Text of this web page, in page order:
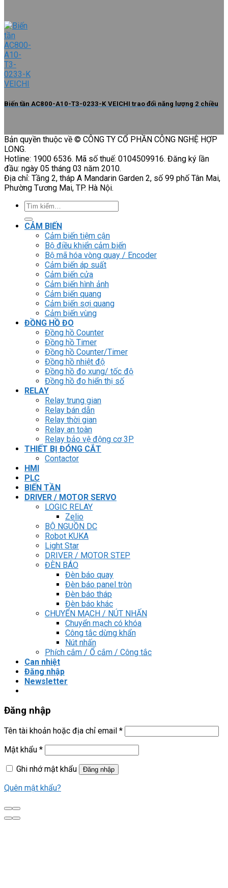
Biến tần AC800-A10-T3-0233-K VEICHI trao đổi năng lượng 2 chiều
Bản quyền thuộc về © CÔNG TY CỔ PHẦN CÔNG NGHỆ HỢP
LONG.
Hotline: 1900 6536. Mã số thuế: 0104509916. Đăng ký lần
đầu: ngày 05 tháng 03 năm 2010.
Địa chỉ: Tầng 2, tháp A Mandarin Garden 2, số 99 phố Tân Mai,
Phường Tương Mai, TP. Hà Nội.
Tìm
kiếm:
CẢM BIẾN
Cảm biến tiệm cận
Bộ điều khiển cảm biến
Bộ mã hóa vòng quay / Encoder
Cảm biến áp suất
Cảm biến cửa
Cảm biến hình ảnh
Cảm biến quang
Cảm biến sợi quang
Cảm biến vùng
ĐỒNG HỒ ĐO
Đồng hồ Counter
Đồng hồ Timer
Đồng hồ Counter/Timer
Đồng hồ nhiệt độ
Đồng hồ đo xung/ tốc độ
Đồng hồ đo hiển thị số
RELAY
Relay trung gian
Relay bán dẫn
Relay thời gian
Relay an toàn
Relay bảo vệ động cơ 3P
THIẾT BỊ ĐÓNG CẮT
Contactor
HMI
PLC
BIẾN TẦN
DRIVER / MOTOR SERVO
LOGIC RELAY
Zelio
BỘ NGUỒN DC
Robot KUKA
Light Star
DRIVER / MOTOR STEP
ĐÈN BÁO
Đèn báo quay
Đèn báo panel tròn
Đèn báo tháp
Đèn báo khác
CHUYỂN MẠCH / NÚT NHẤN
Chuyển mạch có khóa
Công tắc dừng khẩn
Nút nhấn
Phích cắm / Ổ cắm / Công tắc
Can nhiệt
Đăng nhập
Newsletter
Đăng nhập
Tên tài khoản hoặc địa chỉ email *
Mật khẩu *
Ghi nhớ mật khẩu
Đăng nhập
Quên mật khẩu?